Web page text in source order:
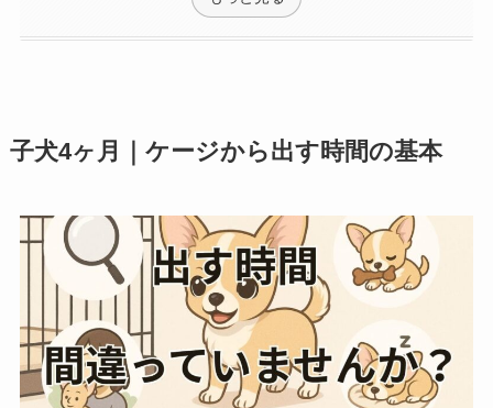
子犬4ヶ月｜ケージから出す時間の基本